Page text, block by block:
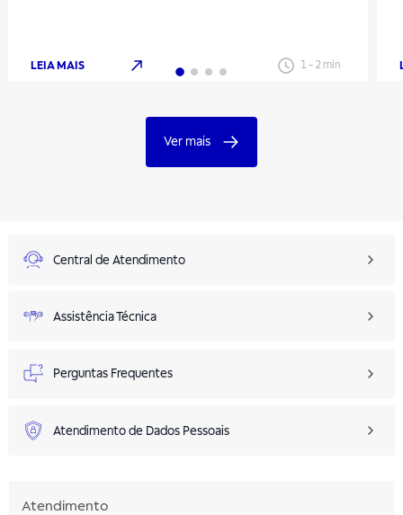
LEIA MAIS 1- 2 min
Ver mais
Central de Atendimento
Assistência Técnica
Perguntas Frequentes
Atendimento de Dados Pessoais
Atendimento